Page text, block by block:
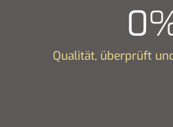
0
Qualität, überprüft